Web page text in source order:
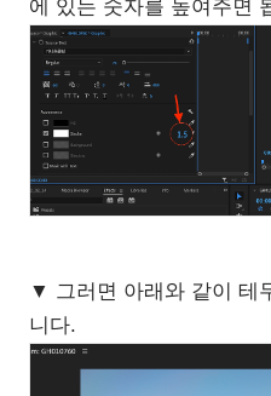
에 있는 숫자를 높여주면
▼ 그러면 아래와 같이 테
니다.